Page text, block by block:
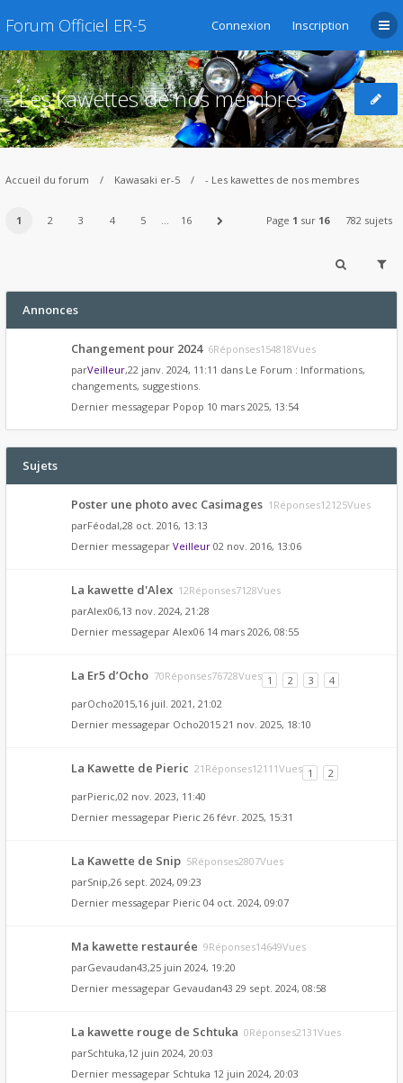
Forum Officiel ER-5 Connexion Inscription
- Les kawettes de nos membres
Accueil du forum Kawasaki er-5 - Les kawettes de nos membres
1 2 3 4 5 … 16 Page 1 sur 16 782 sujets
Annonces
Changement pour 2024 6Réponses154818Vues
parVeilleur,22 janv. 2024, 11:11 dans Le Forum : Informations,
changements, suggestions.
Dernier messagepar Popop 10 mars 2025, 13:54
Sujets
Poster une photo avec Casimages 1Réponses12125Vues
parFéodal,28 oct. 2016, 13:13
Dernier messagepar Veilleur 02 nov. 2016, 13:06
La kawette d'Alex 12Réponses7128Vues
parAlex06,13 nov. 2024, 21:28
Dernier messagepar Alex06 14 mars 2026, 08:55
La Er5 d’Ocho 70Réponses76728Vues 1 2 3
4
parOcho2015,16 juil. 2021, 21:02
Dernier messagepar Ocho2015 21 nov. 2025, 18:10
La Kawette de Pieric 21Réponses12111Vues 1
2
parPieric,02 nov. 2023, 11:40
Dernier messagepar Pieric 26 févr. 2025, 15:31
La Kawette de Snip 5Réponses2807Vues
parSnip,26 sept. 2024, 09:23
Dernier messagepar Pieric 04 oct. 2024, 09:07
Ma kawette restaurée 9Réponses14649Vues
parGevaudan43,25 juin 2024, 19:20
Dernier messagepar Gevaudan43 29 sept. 2024, 08:58
La kawette rouge de Schtuka 0Réponses2131Vues
parSchtuka,12 juin 2024, 20:03
Dernier messagepar Schtuka 12 juin 2024, 20:03